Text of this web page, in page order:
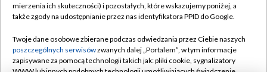
Naziemna Telewizja Cyfrowa
Rada Programowa
System NOS
Pomoc
Kontakt
mierzenia ich skuteczności) i pozostałych, które wskazujemy poniżej, a
także zgody na udostępnianie przez nas identyfikatora PPID do Google.
Twoje dane osobowe zbierane podczas odwiedzania przez Ciebie naszych
poszczególnych serwisówzwanych dalej „Portalem”, w tym informacje
zapisywane za pomocą technologii takich jak: pliki cookie, sygnalizatory